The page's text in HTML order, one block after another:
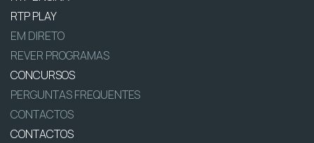
RTP PLAY
EM DIRETO
REVER PROGRAMAS
CONCURSOS
PERGUNTAS FREQUENTES
CONTACTOS
CONTACTOS